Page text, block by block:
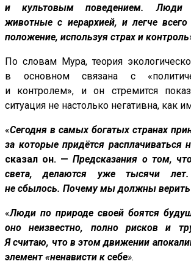
и культовым поведением. Люди
животные с иерархией, и легче
положение, используя страх и контроль
По словам Мура, теория
в основном связана с
и контролем», и он стремится
ситуация не настолько негативна, как
«Сегодня в самых богатых странах
за которые придётся расплачиваться
сказал он. —Предсказания о том,
света, делаются уже тысячи
не сбылось. Почему мы должны верить
«Люди по природе своей боятся
оно неизвестно, полно рисков и
Я считаю, что в этом движении
элемент«ненависти к себе».